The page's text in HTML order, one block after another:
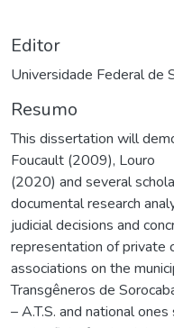
Editor
Universidade Federal de
Resumo
This dissertation will
Foucault (2009), Louro
(2020) and several
documental research
judicial decisions and
representation of private
associations on the
Transgêneros de
– A.T.S. and national